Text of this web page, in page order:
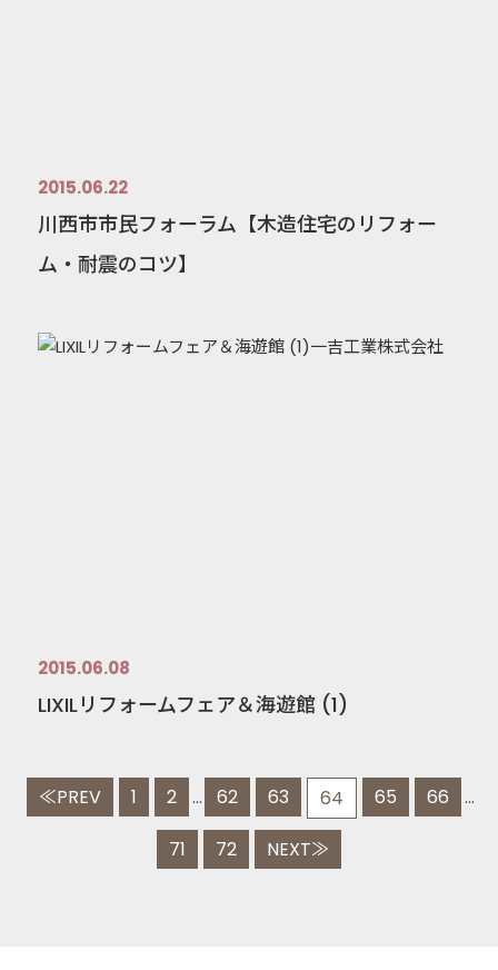
2015.06.22
川西市市民フォーラム【木造住宅のリフォー
ム・耐震のコツ】
2015.06.08
LIXILリフォームフェア＆海遊館 (1)
≪PREV 1 2 ... 62 63 64 65 66 ...
71 72 NEXT≫